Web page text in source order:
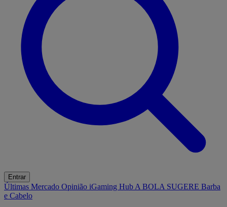
Entrar
Últimas Mercado Opinião iGaming Hub A BOLA SUGERE Barba
e Cabelo